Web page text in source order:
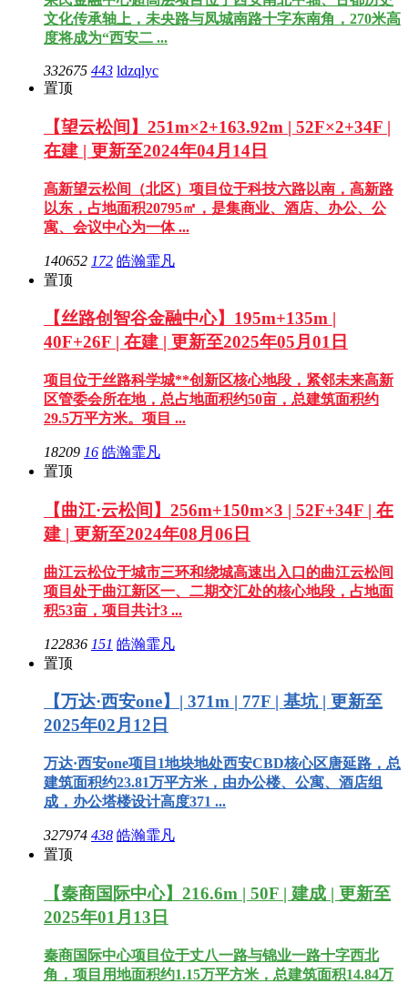
文化传承轴上，未央路与凤城南路十字东南角，270米高
度将成为“西安二 ...
332675 443 ldzqlyc
置顶
【望云松间】251m×2+163.92m | 52F×2+34F |
在建 | 更新至2024年04月14日
高新望云松间（北区）项目位于科技六路以南，高新路
以东，占地面积20795㎡，是集商业、酒店、办公、公
寓、会议中心为一体 ...
140652 172 皓瀚霏凡
置顶
【丝路创智谷金融中心】195m+135m |
40F+26F | 在建 | 更新至2025年05月01日
项目位于丝路科学城**创新区核心地段，紧邻未来高新
区管委会所在地，总占地面积约50亩，总建筑面积约
29.5万平方米。项目 ...
18209 16 皓瀚霏凡
置顶
【曲江·云松间】256m+150m×3 | 52F+34F | 在
建 | 更新至2024年08月06日
曲江云松位于城市三环和绕城高速出入口的曲江云松间
项目处于曲江新区一、二期交汇处的核心地段，占地面
积53亩，项目共计3 ...
122836 151 皓瀚霏凡
置顶
【万达·西安one】| 371m | 77F | 基坑 | 更新至
2025年02月12日
万达·西安one项目1地块地处西安CBD核心区唐延路，总
建筑面积约23.81万平方米，由办公楼、公寓、酒店组
成，办公塔楼设计高度371 ...
327974 438 皓瀚霏凡
置顶
【秦商国际中心】216.6m | 50F | 建成 | 更新至
2025年01月13日
秦商国际中心项目位于丈八一路与锦业一路十字西北
角，项目用地面积约1.15万平方米，总建筑面积14.84万